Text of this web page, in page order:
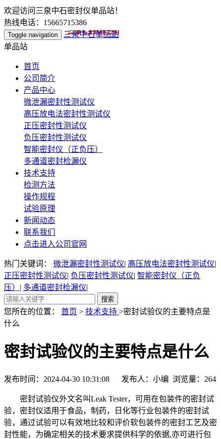
欢迎访问三泉中石密封仪单品站！
热线电话：15665715386
Toggle navigation
三泉中石单品站
单品站
首页
公司简介
产品中心
微泄漏密封性测试仪
高压放电法密封性测试仪
正压密封性测试仪
负压密封性测试仪
智能密封仪（正负压）
多通道密封检漏仪
技术支持
检测方法
操作规程
试验原理
新闻动态
联系我们
点击进入公司官网
热门关键词： 微泄漏密封性测试仪| 高压放电法密封性测试仪|
正压密封性测试仪| 负压密封性测试仪| 智能密封仪（正负
压） | 多通道密封检漏仪|
您所在的位置： 首页 > 技术支持 >密封试验仪的主要特点是
什么
密封试验仪的主要特点是什么
发布时间：2024-04-30 10:31:08 发布人：小编 浏览量： 264
密封试验仪外文名叫Leak Tester，可用在包装件的密封试
验，密封仪适用于食品，制药，日化等行业包装件的密封试
验，通过试验可以有效地比较和评价软包装件的密封工艺及密
封性能，为确定相关的技术要求提供科学的依据,亦可进行包